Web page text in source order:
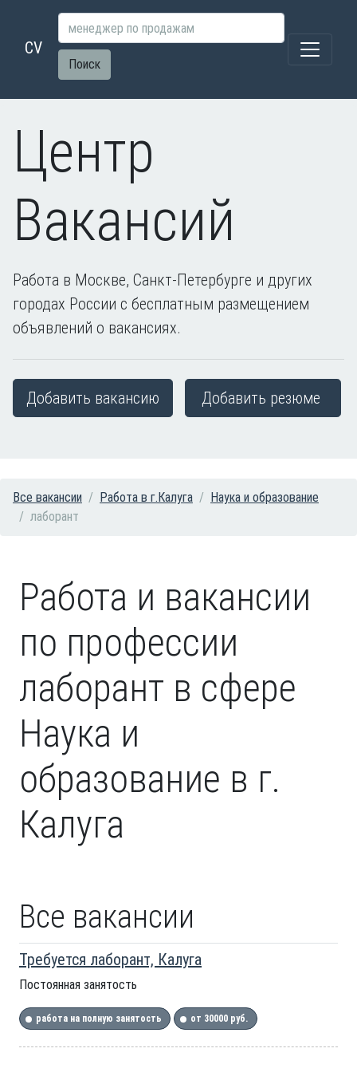
CV
Поиск
Центр
Вакансий
Работа в Москве, Санкт-Петербурге и других
городах России с бесплатным размещением
объявлений о вакансиях.
Добавить вакансию Добавить резюме
Все вакансии Работа в г.Калуга
Наука и образование
лаборант
Работа и вакансии
по профессии
лаборант в сфере
Наука и
образование в г.
Калуга
Все вакансии
Требуется лаборант, Калуга
Постоянная занятость
работа на полную занятость от 30000 руб.